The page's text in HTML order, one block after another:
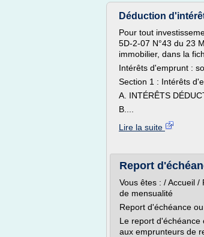
Déduction
Pour tout
5D-2-07 N°43 du 23
immobilier, dans la
Intérêts d'emprunt :
Section 1 : Intérêts
A. INTÉRÊTS
B....
Lire la suite
Report
Vous êtes : / Accueil
de mensualité
Report d'échéance
Le report d'échéance
aux emprunteurs de